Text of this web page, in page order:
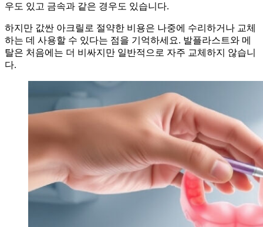
우도 있고 금속과 같은 경우도 있습니다.
하지만 값싼 아크릴로 절약한 비용은 나중에 수리하거나 교체
하는 데 사용할 수 있다는 점을 기억하세요. 발플라스트와 메
탈은 처음에는 더 비싸지만 일반적으로 자주 교체하지 않습니
다.